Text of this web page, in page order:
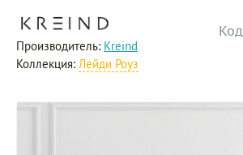
Производитель: Kreind
Коллекция: Лейди Роуз